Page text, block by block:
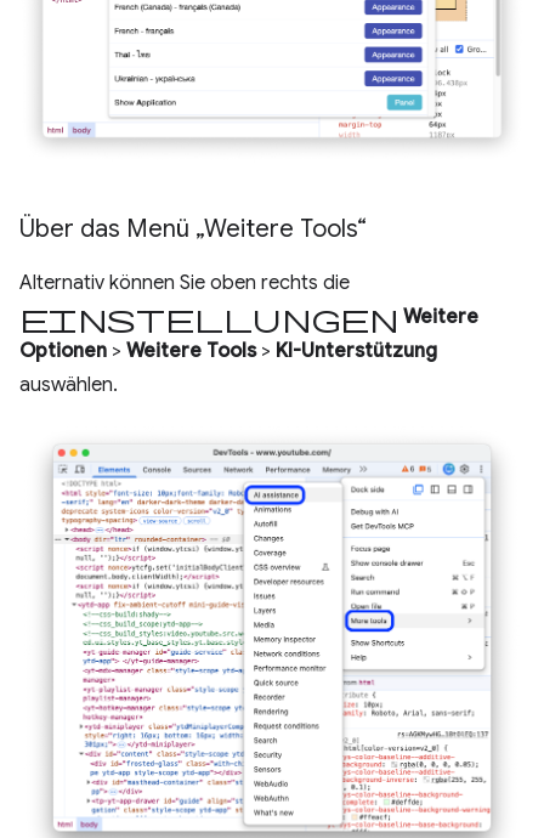
Über das Menü „Weitere Tools“
Alternativ können Sie oben rechts die
Einstellungen Weitere
Optionen > Weitere Tools> KI-Unterstützung
auswählen.